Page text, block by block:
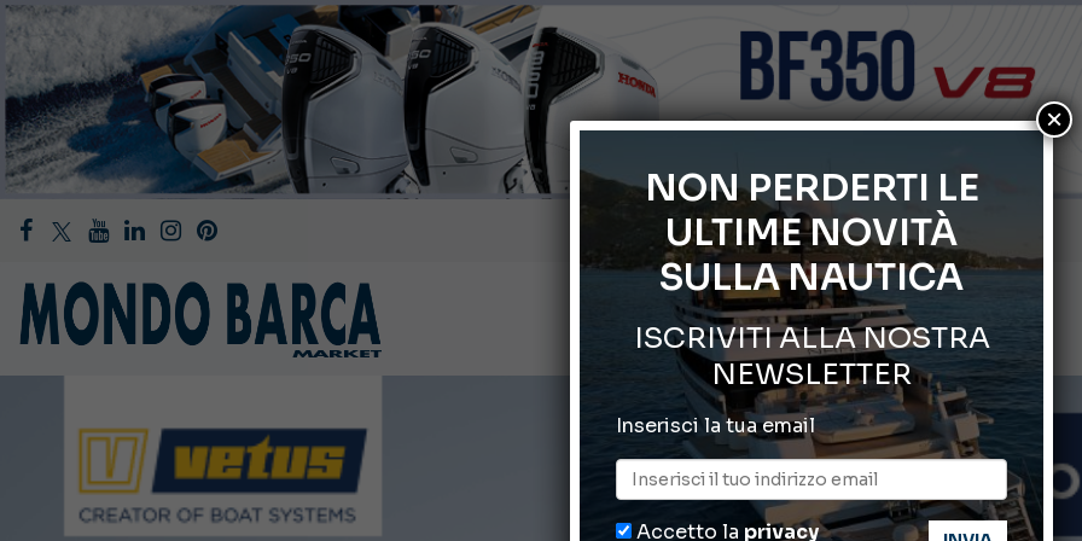
Gommoni Callegari acquisisce Geniuss
66° Salone Nautico Internazionale di Genova
Svelati i Mondiali di Wakeboard 2026
Cannes Yachting Festival 2026: tutte le novità attese a
Montecristo Yachting, l’orologio per il diportista
NON PERDERTI LE
ULTIME NOVITÀ
SULLA NAUTICA
ISCRIVITI ALLA NOSTRA
NEWSLETTER
Inserisci la tua email
Accetto la privacy
×